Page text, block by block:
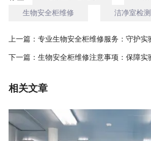
生物安全柜维修
洁净室检测
上一篇： 专业生物安全柜维修服务：守护实
下一篇： 生物安全柜维修注意事项：保障实
相关文章